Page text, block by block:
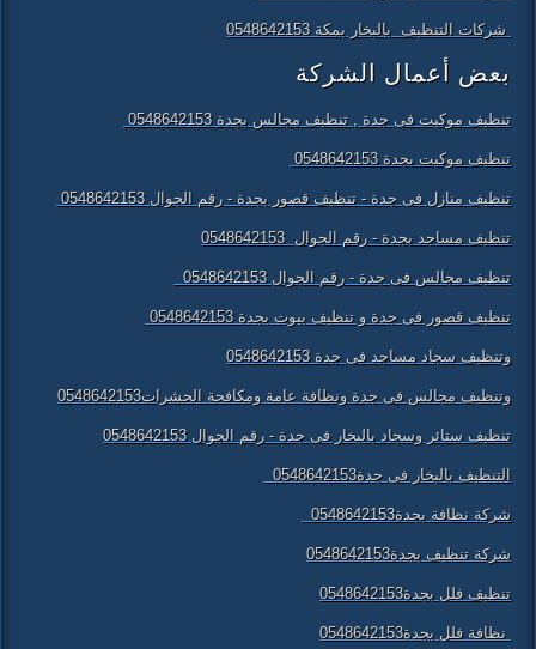
شركات التنظيف بالبخار بمكة 0548642153
بعض أعمال الشركة
تنظيف موكيت فى جدة , تنظيف مجالس بجدة 0548642153
تنظيف موكيت بجدة 0548642153
تنظيف منازل فى جدة - تنظيف قصور بجدة - رقم الجوال 0548642153
تنظيف مساجد بجدة - رقم الجوال 0548642153
تنظيف مجالس فى جدة - رقم الجوال 0548642153
تنظيف قصور فى جدة و تنظيف بيوت بجدة 0548642153
وتنظيف سجاد مساجد فى جدة 0548642153
وتنظيف مجالس فى جدة ونظافة عامة ومكافحة الحشرات0548642153
تنظيف ستائر وسجاد بالبخار فى جدة - رقم الجوال 0548642153
التنظيف بالبخار فى جدة0548642153
شركة نظافة بجدة0548642153
شركة تنظيف بجدة0548642153
تنظيف فلل بجدة0548642153
نظافة فلل بجدة0548642153